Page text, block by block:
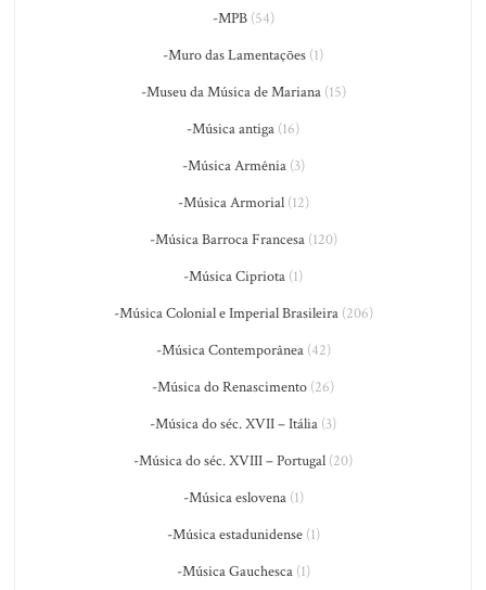
-MPB(54)
-Muro das Lamentações (1)
-Museu da Música de Mariana(15)
-Música antiga (16)
-Música Armênia(3)
-Música Armorial(12)
-Música Barroca Francesa(120)
-Música Cipriota (1)
-Música Colonial e Imperial Brasileira(206)
-Música Contemporânea(42)
-Música do Renascimento (26)
-Música do séc. XVII – Itália (3)
-Música do séc. XVIII – Portugal (20)
-Música eslovena(1)
-Música estadunidense(1)
-Música Gauchesca(1)